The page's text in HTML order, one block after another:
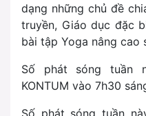
dạng những chủ đề
truyền, Giáo dục đặc
bài tập Yoga nâng cao
Số phát sóng tuần
KONTUM vào 7h30